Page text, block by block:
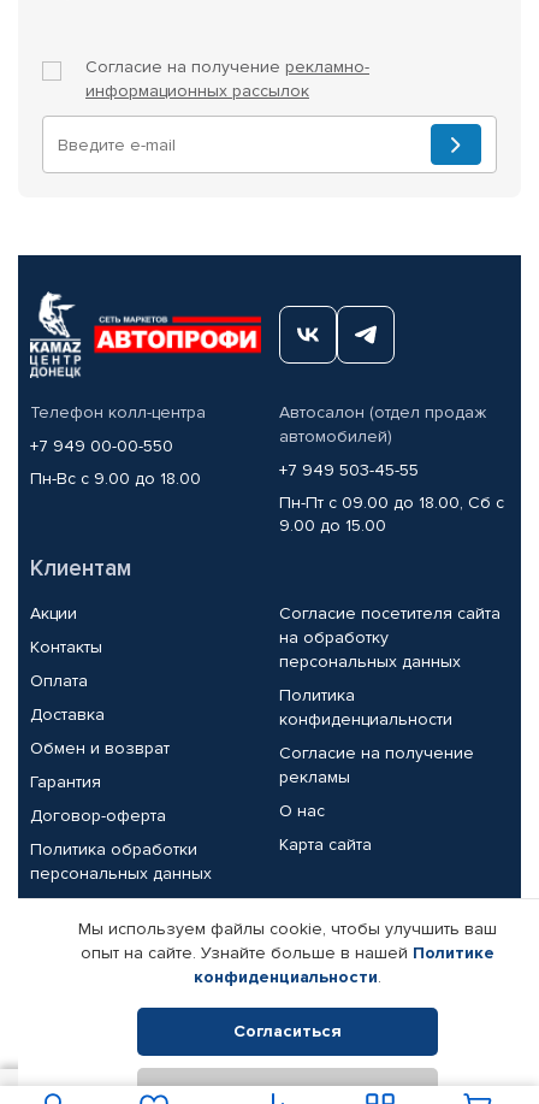
Согласие на получение рекламно-
информационных рассылок
Телефон колл-центра
+7 949 00-00-550
Пн-Вс с 9.00 до 18.00
Автосалон (отдел продаж
автомобилей)
+7 949 503-45-55
Пн-Пт с 09.00 до 18.00, Сб с
9.00 до 15.00
Клиентам
Акции
Контакты
Оплата
Доставка
Обмен и возврат
Гарантия
Договор-оферта
Политика обработки
персональных данных
Согласие посетителя сайта
на обработку
персональных данных
Политика
конфиденциальности
Согласие на получение
рекламы
О нас
Карта сайта
Партнерам
Корпоративным клиентам
Поставщикам
Реквизиты компании
© КАМАЗ ЦЕНТР ДОНЕЦК, 2015-2026. Все права защищены.
Мы используем файлы cookie, чтобы улучшить ваш
опыт на сайте. Узнайте больше в нашей Политике
конфиденциальности.
Согласиться
Отклонить